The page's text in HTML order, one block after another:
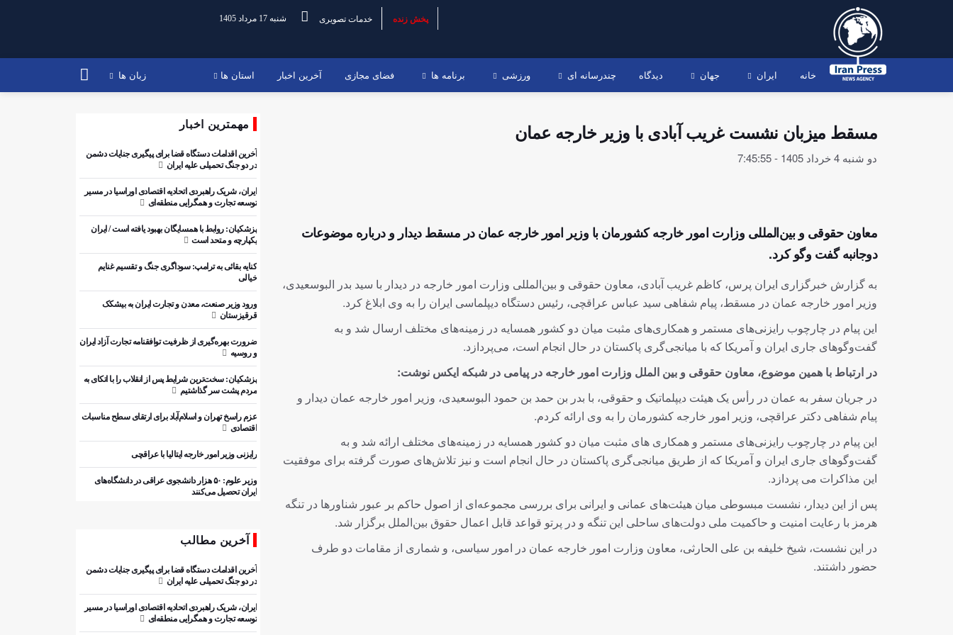
پخش زنده خدمات تصویری شنبه 17 مرداد 1405
خانه ایران جهان دیدگاه چندرسانه ای ورزشی برنامه ها فضای مجازی آخرین اخبار استان ها زبان ها
مسقط میزبان نشست غریب آبادی با وزیر خارجه عمان
دو شنبه 4 خرداد 1405 - 7:45:55
معاون حقوقی و بین‌المللی وزارت امور خارجه کشورمان با وزیر امور خارجه عمان در مسقط دیدار و درباره موضوعات
دوجانبه گفت وگو کرد.
به گزارش خبرگزاری ایران پرس، کاظم غریب آبادی، معاون حقوقی و بین‌المللی وزارت امور خارجه در دیدار با سید بدر البوسعیدی،
وزیر امور خارجه عمان در مسقط، پیام شفاهی سید عباس عراقچی، رئیس دستگاه دیپلماسی ایران را به وی ابلاغ کرد.
این پیام در چارچوب رایزنی‌های مستمر و همکاری‌های مثبت میان دو کشور همسایه در زمینه‌های مختلف ارسال شد و به
گفت‌و‌گو‌های جاری ایران و آمریکا که با میانجی‌گری پاکستان در حال انجام است، می‌پردازد.
در ارتباط با همین موضوع، معاون حقوقی و بین الملل وزارت امور خارجه در پیامی در شبکه ایکس نوشت:
در جریان سفر به عمان در رأس یک هیئت دیپلماتیک و حقوقی، با بدر بن حمد بن حمود البوسعیدی، وزیر امور خارجه عمان دیدار و
پیام شفاهی دکتر عراقچی، وزیر امور خارجه کشورمان را به وی ارائه کردم.
‏این پیام در چارچوب رایزنی‌های مستمر و همکاری های مثبت میان دو کشور همسایه در زمینه‌های مختلف ارائه شد و به
گفت‌وگوهای جاری ایران و آمریکا که از طریق میانجی‌گری پاکستان در حال انجام است و نیز تلاش‌های صورت‌ گرفته برای موفقیت
این مذاکرات می پردازد.‏
پس از این دیدار، نشست مبسوطی میان هیئت‌های عمانی و ایرانی برای بررسی مجموعه‌ای از اصول حاکم بر عبور شناورها در تنگه
هرمز با رعایت امنیت و حاکمیت ملی دولت‌های ساحلی این‌ تنگه و در پرتو قواعد قابل اعمال حقوق بین‌الملل برگزار شد.‏
در این نشست، شیخ خلیفه بن علی الحارثی، معاون وزارت امور خارجه عمان در امور سیاسی، و شماری از مقامات دو طرف
حضور داشتند.
مهمترین اخبار
آخرین اقدامات دستگاه قضا برای پیگیری جنایات دشمن
در دو جنگ تحمیلی علیه ایران
ایران، شریک راهبردی اتحادیه اقتصادی اوراسیا در مسیر
توسعه تجارت و همگرایی منطقه‌ای
پزشکیان: روابط با همسایگان بهبود یافته است / ایران
یکپارچه و متحد است
کنایه بقائی به ترامپ: سوداگری جنگ و تقسیم غنایم
خیالی
ورود وزیر صنعت، معدن و تجارت ایران به بیشکک
قرقیزستان
ضرورت بهره‌گیری از ظرفیت توافقنامه تجارت آزاد ایران
و روسیه
پزشکیان: سخت‌ترین شرایط پس از انقلاب را با اتکای به
مردم پشت سر گذاشتیم
عزم راسخ تهران و اسلام‌آباد برای ارتقای سطح مناسبات
اقتصادی
رایزنی وزیر امور خارجه ایتالیا با عراقچی
وزیر علوم: ۵۰ هزار دانشجوی عراقی در دانشگاه‌های
ایران تحصیل می‌کنند
آخرین مطالب
آخرین اقدامات دستگاه قضا برای پیگیری جنایات دشمن
در دو جنگ تحمیلی علیه ایران
ایران، شریک راهبردی اتحادیه اقتصادی اوراسیا در مسیر
توسعه تجارت و همگرایی منطقه‌ای